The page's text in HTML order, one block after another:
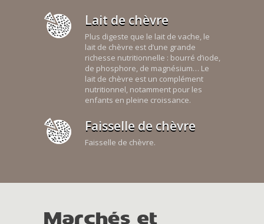
Lait de chèvre
Plus digeste que le lait de vache, le
lait de chèvre est d’une grande
richesse nutritionnelle : bourré d’iode,
de phosphore, de magnésium… Le
lait de chèvre est un complément
nutritionnel, notamment pour les
enfants en pleine croissance.
Faisselle de chèvre
Faisselle de chèvre.
Marchés et